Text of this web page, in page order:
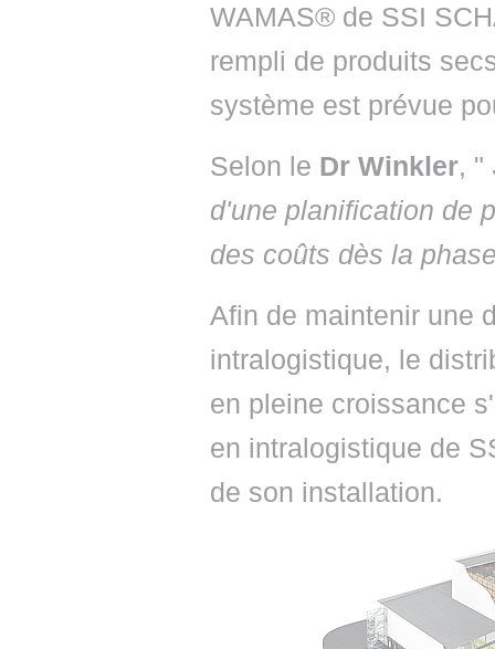
WAMAS® de SSI
rempli de produits
système est prévue
Selon le Dr Winkler, "
d'une planification de
des coûts dès la
Afin de maintenir une
intralogistique, le
en pleine croissance
en intralogistique de
de son installation.